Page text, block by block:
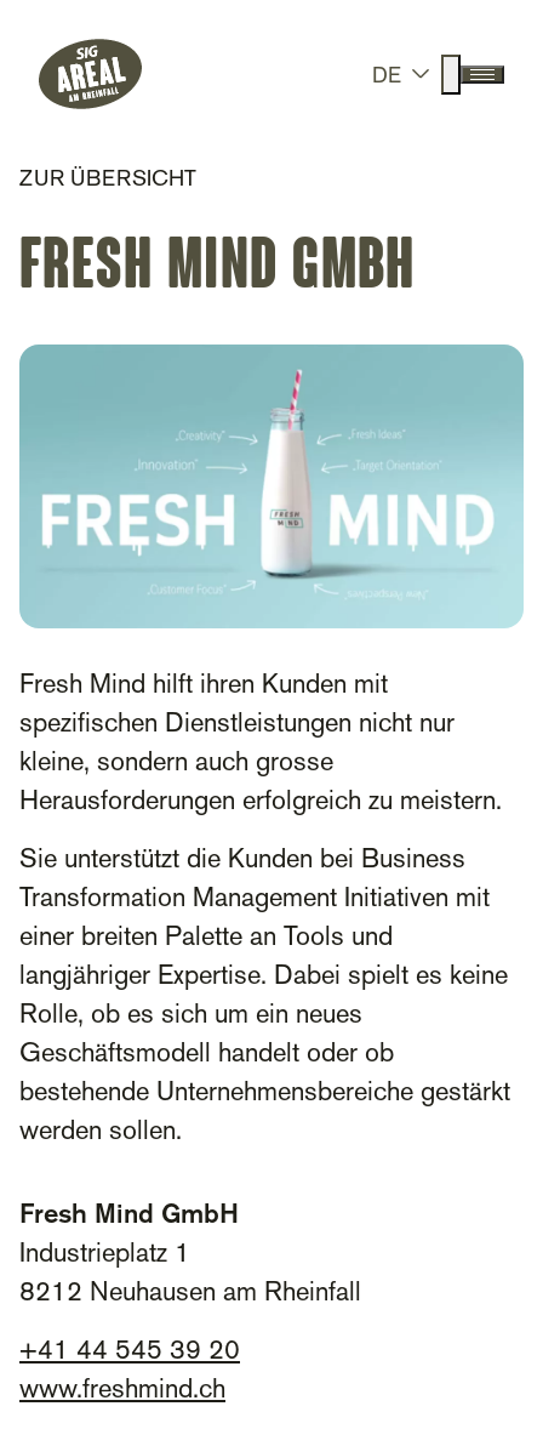
Header
SIG Gemeinnützige Stiftung
DE
Suche
Menü
Hauptnavigation
ZUR ÜBERSICHT
Fresh Mind GmbH
Fresh Mind hilft ihren Kunden mit
spezifischen Dienstleistungen nicht nur
kleine, sondern auch grosse
Herausforderungen erfolgreich zu meistern.
Sie unterstützt die Kunden bei Business
Transformation Management Initiativen mit
einer breiten Palette an Tools und
langjähriger Expertise. Dabei spielt es keine
Rolle, ob es sich um ein neues
Geschäftsmodell handelt oder ob
bestehende Unternehmensbereiche gestärkt
werden sollen.
Fresh Mind GmbH
Industrieplatz 1
8212 Neuhausen am Rheinfall
+41 44 545 39 20
www.freshmind.ch